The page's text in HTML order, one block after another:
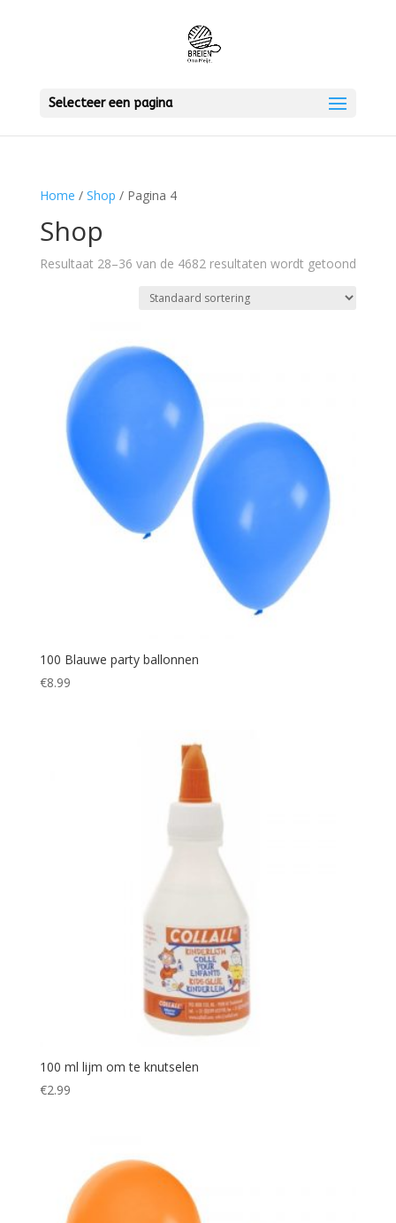
Selecteer een pagina
Home / Shop / Pagina 4
Shop
Resultaat 28–36 van de 4682 resultaten wordt getoond
100 Blauwe party ballonnen
€8.99
100 ml lijm om te knutselen
€2.99